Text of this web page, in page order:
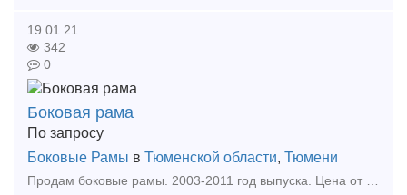
19.01.21
342
0
Боковая рама
По запросу
Боковые Рамы в Тюменской области, Тюмени